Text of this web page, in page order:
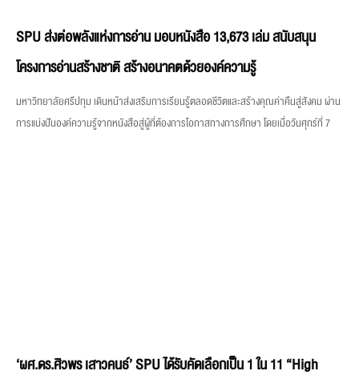
SPU ส่งต่อพลังแห่งการอ่าน มอบหนังสือ 13,673 เล่ม สนับสนุน
โครงการอ่านสร้างชาติ สร้างอนาคตด้วยองค์ความรู้
มหาวิทยาลัยศรีปทุม เดินหน้าส่งเสริมการเรียนรู้ตลอดชีวิตและสร้างคุณค่าคืนสู่สังคม ผ่าน
การแบ่งปันองค์ความรู้จากหนังสือสู่ผู้ที่ต้องการโอกาสทางการศึกษา โดยเมื่อวันศุกร์ที่ 7
‘ผศ.ดร.ศิวพร เสาวคนธ์’ SPU ได้รับคัดเลือกเป็น 1 ใน 11 “High